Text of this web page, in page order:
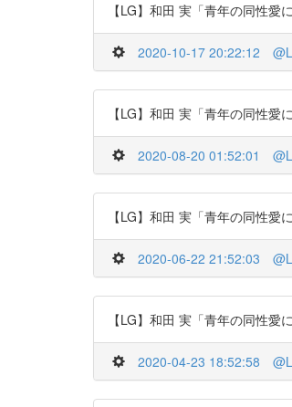
【LG】和田 実「青年の同性
2020-10-17 20:22:12
【LG】和田 実「青年の同性
2020-08-20 01:52:01
【LG】和田 実「青年の同性
2020-06-22 21:52:03
【LG】和田 実「青年の同性
2020-04-23 18:52:58